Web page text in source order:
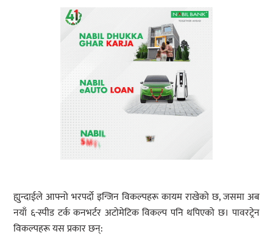
ह्युन्दाईले आफ्नो भरपर्दो इन्जिन विकल्पहरू कायम राखेको छ, जसमा अब
नयाँ ६-स्पीड टर्क कनभर्टर अटोमेटिक विकल्प पनि थपिएको छ। पावरट्रेन
विकल्पहरू यस प्रकार छन्: